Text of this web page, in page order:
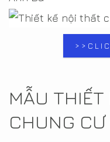
Thiết kế nội thất
Thiết kế
MẪU THIẾT
CHUNG